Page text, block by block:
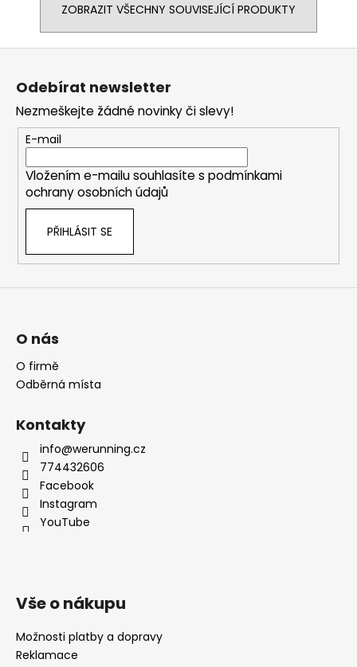
ZOBRAZIT VŠECHNY SOUVISEJÍCÍ PRODUKTY
Odebírat newsletter
Nezmeškejte žádné novinky či slevy!
E-mail
Vložením e-mailu souhlasíte s podmínkami
ochrany osobních údajů
PŘIHLÁSIT SE
O nás
O firmě
Odběrná místa
Kontakty
info@werunning.cz
774432606
Facebook
Instagram
YouTube
Vše o nákupu
Možnosti platby a dopravy
Reklamace